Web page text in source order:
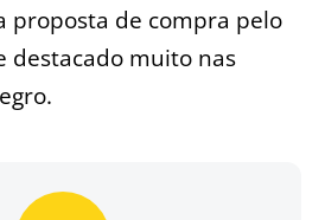
proposta de compra pelo
destacado muito nas